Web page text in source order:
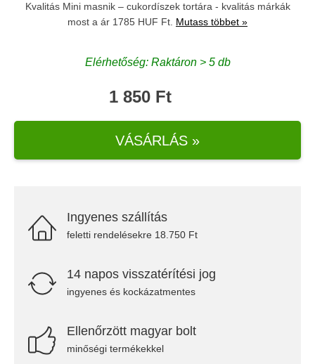
Kvalitás Mini masnik – cukordíszek tortára - kvalitás márkák
most a ár 1785 HUF Ft. Mutass többet »
Elérhetőség: Raktáron > 5 db
1 850 Ft
VÁSÁRLÁS »
Ingyenes szállítás
feletti rendelésekre 18.750 Ft
14 napos visszatérítési jog
ingyenes és kockázatmentes
Ellenőrzött magyar bolt
minőségi termékekkel